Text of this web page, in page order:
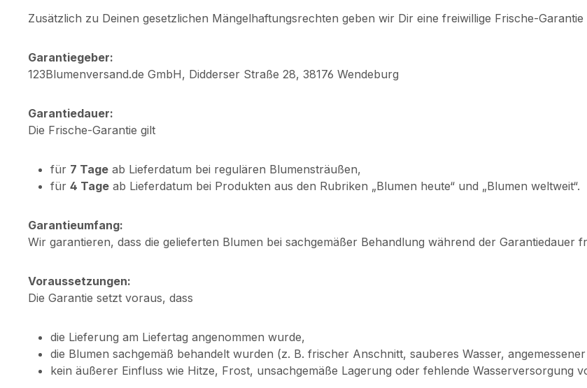
Zusätzlich zu Deinen gesetzlichen Mängelhaftungsrechten geben wir Dir eine freiwillige Frische-Garantie
Garantiegeber:
123Blumenversand.de GmbH, Didderser Straße 28, 38176 Wendeburg
Garantiedauer:
Die Frische-Garantie gilt
für 7 Tage ab Lieferdatum bei regulären Blumensträußen,
für 4 Tage ab Lieferdatum bei Produkten aus den Rubriken „Blumen heute“ und „Blumen weltweit“.
Garantieumfang:
Wir garantieren, dass die gelieferten Blumen bei sachgemäßer Behandlung während der Garantiedauer
Voraussetzungen:
Die Garantie setzt voraus, dass
die Lieferung am Liefertag angenommen wurde,
die Blumen sachgemäß behandelt wurden (z. B. frischer Anschnitt, sauberes Wasser,
kein äußerer Einfluss wie Hitze, Frost, unsachgemäße Lagerung oder fehlende Wasserversorgung